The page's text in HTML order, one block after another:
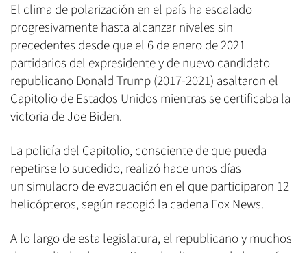
El clima de polarización en el país ha escalado
progresivamente hasta alcanzar niveles sin
precedentes desde que el 6 de enero de 2021
partidarios del expresidente y de nuevo candidato
republicano Donald Trump (2017-2021) asaltaron el
Capitolio de Estados Unidos mientras se certificaba la
victoria de Joe Biden.
La policía del Capitolio, consciente de que pueda
repetirse lo sucedido, realizó hace unos días
un simulacro de evacuación en el que participaron 12
helicópteros, según recogió la cadena Fox News.
A lo largo de esta legislatura, el republicano y muchos